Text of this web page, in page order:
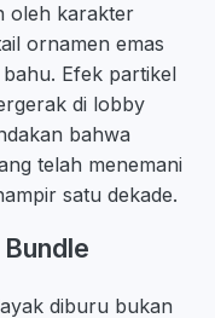
oleh karakter
ornamen emas
Efek partikel
di lobby
bahwa
telah menemani
satu dekade.
diburu bukan